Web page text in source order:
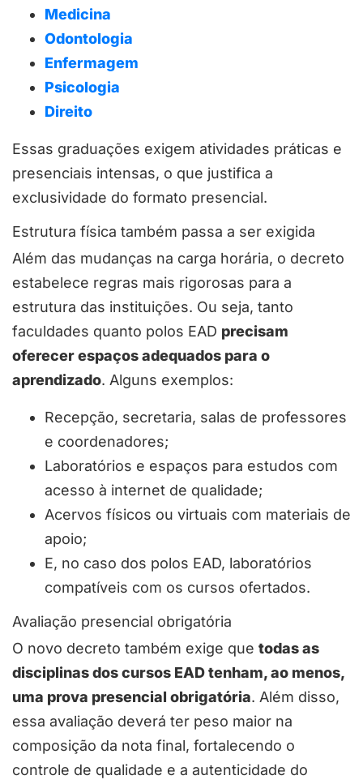
Medicina
Odontologia
Enfermagem
Psicologia
Direito
Essas graduações exigem atividades práticas e
presenciais intensas, o que justifica a
exclusividade do formato presencial.
Estrutura física também passa a ser exigida
Além das mudanças na carga horária, o decreto
estabelece regras mais rigorosas para a
estrutura das instituições. Ou seja, tanto
faculdades quanto polos EAD precisam
oferecer espaços adequados para o
aprendizado. Alguns exemplos:
Recepção, secretaria, salas de professores
e coordenadores;
Laboratórios e espaços para estudos com
acesso à internet de qualidade;
Acervos físicos ou virtuais com materiais de
apoio;
E, no caso dos polos EAD, laboratórios
compatíveis com os cursos ofertados.
Avaliação presencial obrigatória
O novo decreto também exige que todas as
disciplinas dos cursos EAD tenham, ao menos,
uma prova presencial obrigatória. Além disso,
essa avaliação deverá ter peso maior na
composição da nota final, fortalecendo o
controle de qualidade e a autenticidade do